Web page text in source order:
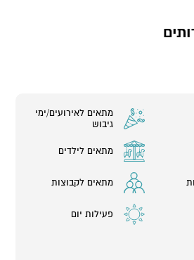
מתאים לאירועים/ימי
גיבוש
מתאים לילדים
מתאים לקבוצות
פעילות יום